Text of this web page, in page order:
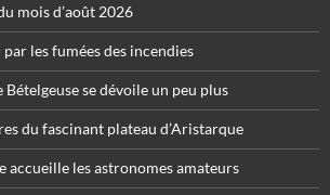
mois d’août 2026
par les fumées des incendies
Bételgeuse se dévoile un peu plus
du fascinant plateau d’Aristarque
accueille les astronomes amateurs